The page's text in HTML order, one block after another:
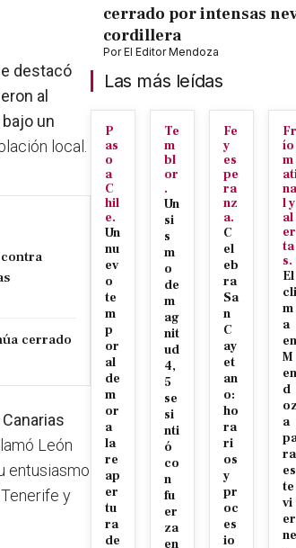
destacó
al
un
local.
cerrado
León
entusiasmo
y
cerrado por intensas
cordillera
PorEl Editor Mendoza
Las más leídas
P
as
o
a
C
hil
e.
Un
nu
ev
o
te
m
p
or
al
de
m
or
a
la
re
ap
er
tu
ra
de
Te
m
bl
or
.
Un
si
s
m
o
de
m
ag
nit
ud
4,
5
se
si
nti
ó
co
n
fu
er
za
en
Fe
y
es
pe
ra
nz
a.
C
el
eb
ra
Sa
n
C
ay
et
an
o:
ho
ra
ri
os
y
pr
oc
es
io
Fr
ío
m
na
l y
al
er
ta
s.
El
cli
m
a
en
M
en
d
a
ra
es
te
vi
er
ne